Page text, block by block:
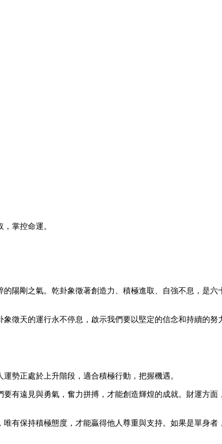
掌控命運。
陽剛之氣。乾卦象徵著創造力、積極進取、自強不息，是
徵天的運行永不停息，啟示我們要以堅定的信念和持續的
勢正處於上升階段，適合積極行動，把握機遇。
有遠見與勇氣，奮力拼搏，才能創造輝煌的成就。財運方
有保持積極態度，才能贏得他人尊重與支持。如果是單身